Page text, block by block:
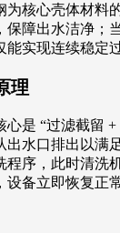
核心壳体材料
保障出水洁净
实现连续稳定
理
心是 “过滤截留
水口排出以满
程序，此时清
设备立即恢复